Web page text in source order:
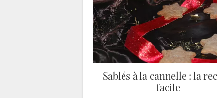
Sablés à la cannelle : la
facile